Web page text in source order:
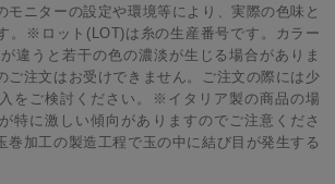
モニターの設定や環境等により、実際の色味と
。※ロット(LOT)は糸の生産番号です。カラー
違うと若干の色の濃淡が生じる場合がありま
注文はお受けできません。ご注文の際には少
をご検討ください。※イタリア製の商品の場
特に激しい傾向がありますのでご注意くださ
加工の製造工程で玉の中に結び目が発生する